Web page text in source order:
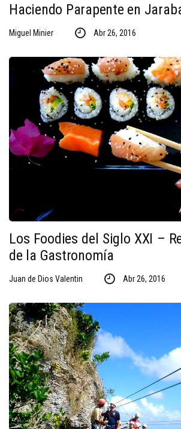
Haciendo Parapente en
Miguel Minier Abr 26, 2016
Los Foodies del Siglo XXI –
de la Gastronomía
Juan de Dios Valentin Abr 26, 2016